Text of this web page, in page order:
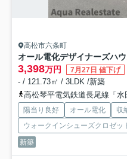
高松市六条町
オール電化デザイナーズハ
3,398万円 7月27日 値下げ
- / 121.73㎡ / 3LDK /新築
高松琴平電気鉄道長尾線「
陽当り良好 オール電化 収
ウォークインシューズクロゼッ
新築